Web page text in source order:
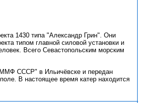
1430 типа "Александр Грин". Они
типом главной силовой установки и
Всего Севастопольским морским
СССР" в Ильичёвске и передан
В настоящее время катер находится